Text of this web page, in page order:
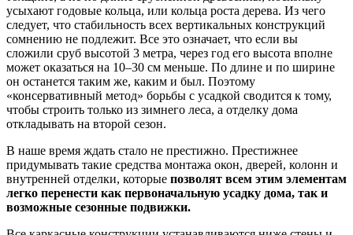
усыхают годовые кольца, или кольца роста дерева. Из чего
следует, что стабильность всех вертикальных конструкций
сомнению не подлежит. Все это означает, что если вы
сложили сруб высотой 3 метра, через год его высота вполне
может оказаться на 10–30 см меньше. По длине и по ширине
он останется таким же, каким и был. Поэтому
«консервативный метод» борьбы с усадкой сводится к тому,
чтобы строить только из зимнего леса, а отделку дома
откладывать на второй сезон.
В наше время ждать стало не престижно. Престижнее
придумывать такие средства монтажа окон, дверей, колонн и
внутренней отделки, которые позволят всем этим элементам
легко перенести как первоначальную усадку дома, так и
возможные сезонные подвижки.